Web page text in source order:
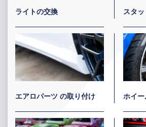
ライトの交換 スタ
エアロパーツ の取り付け ホイ